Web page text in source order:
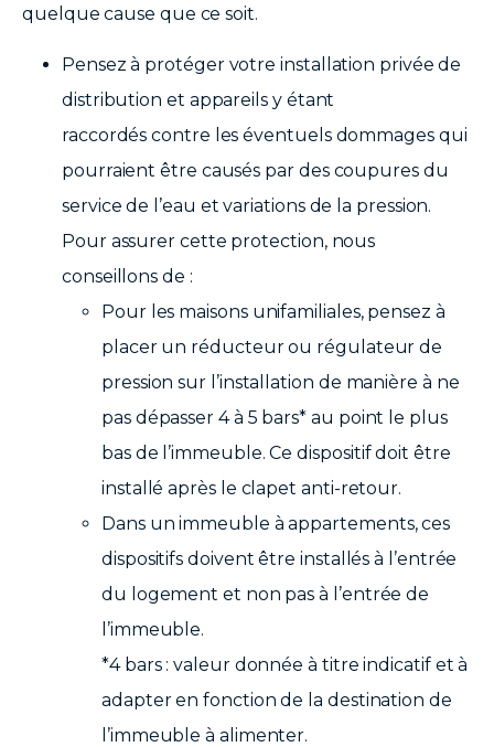
quelque cause que ce soit.
Pensez à protéger votre installation privée de
distribution et appareils y étant
raccordés contre les éventuels dommages qui
pourraient être causés par des coupures du
service de l’eau et variations de la pression.
Pour assurer cette protection, nous
conseillons de :
Pour les maisons unifamiliales, pensez à
placer un réducteur ou régulateur de
pression sur l’installation de manière à ne
pas dépasser 4 à 5 bars* au point le plus
bas de l’immeuble. Ce dispositif doit être
installé après le clapet anti-retour.
Dans un immeuble à appartements, ces
dispositifs doivent être installés à l’entrée
du logement et non pas à l’entrée de
l’immeuble.
*4 bars : valeur donnée à titre indicatif et à
adapter en fonction de la destination de
l’immeuble à alimenter.